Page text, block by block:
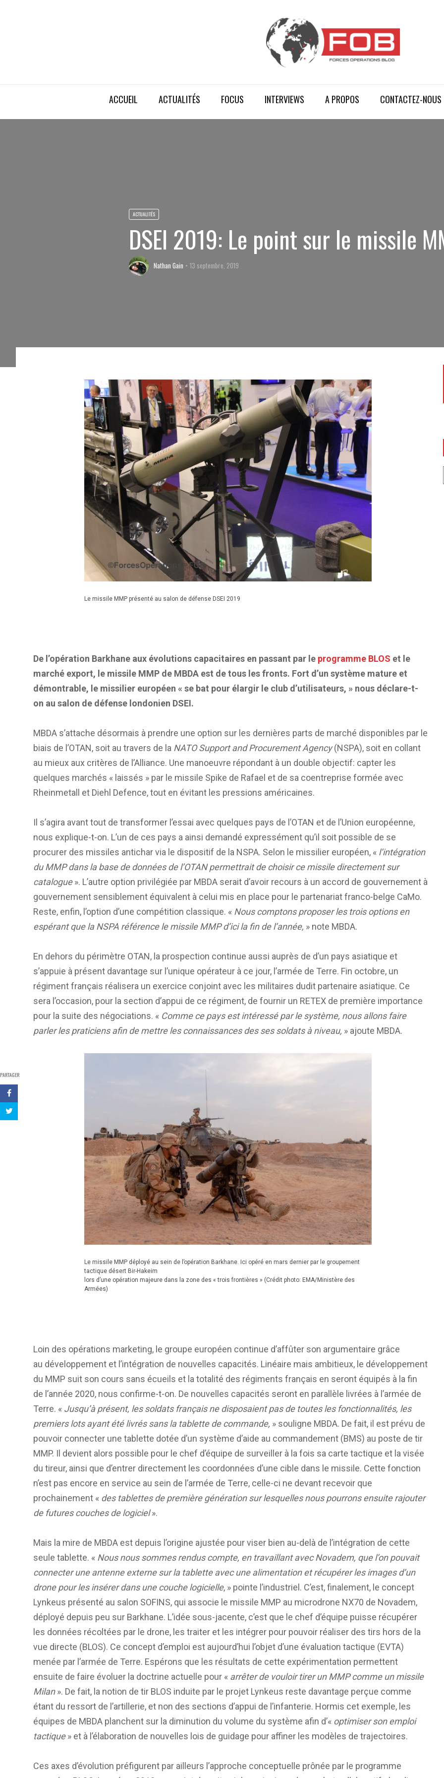
ACCUEIL ACTUALITÉS FOCUS INTERVIEWS A PROPOS CONTACTEZ-NOUS
ACTUALITÉS
DSEI 2019: Le point sur le missile
Nathan Gain 13 septembre, 2019
PARTAGER
Le missile MMP présenté au salon de défense DSEI 2019
De l’opération Barkhane aux évolutions capacitaires en passant par le programme BLOS et le
marché export, le missile MMP de MBDA est de tous les fronts. Fort d’un système mature et
démontrable, le missilier européen « se bat pour élargir le club d’utilisateurs, » nous déclare-t-
on au salon de défense londonien DSEI.
MBDA s’attache désormais à prendre une option sur les dernières parts de marché disponibles par le
biais de l’OTAN, soit au travers de la NATO Support and Procurement Agency(NSPA), soit en collant
au mieux aux critères de l’Alliance. Une manoeuvre répondant à un double objectif: capter les
quelques marchés « laissés » par le missile Spike de Rafael et de sa coentreprise formée avec
Rheinmetall et Diehl Defence, tout en évitant les pressions américaines.
Il s’agira avant tout de transformer l’essai avec quelques pays de l’OTAN et de l’Union européenne,
nous explique-t-on. L’un de ces pays a ainsi demandé expressément qu’il soit possible de se
procurer des missiles antichar via le dispositif de la NSPA. Selon le missilier européen, « l’intégration
du MMP dans la base de données de l’OTAN permettrait de choisir ce missile directement sur
catalogue». L’autre option privilégiée par MBDA serait d’avoir recours à un accord de gouvernement à
gouvernement sensiblement équivalent à celui mis en place pour le partenariat franco-belge CaMo.
Reste, enfin, l’option d’une compétition classique. « Nous comptons proposer les trois options en
espérant que la NSPA référence le missile MMP d’ici la fin de l’année, » note MBDA.
En dehors du périmètre OTAN, la prospection continue aussi auprès de d’un pays asiatique et
s’appuie à présent davantage sur l’unique opérateur à ce jour, l’armée de Terre. Fin octobre, un
régiment français réalisera un exercice conjoint avec les militaires dudit partenaire asiatique. Ce
sera l’occasion, pour la section d’appui de ce régiment, de fournir un RETEX de première importance
pour la suite des négociations. « Comme ce pays est intéressé par le système, nous allons faire
parler les praticiens afin de mettre les connaissances des ses soldats à niveau, » ajoute MBDA.
Le missile MMP déployé au sein de l’opération Barkhane. Ici opéré en mars dernier par le groupement
tactique désert Bir-Hakeim
lors d’une opération majeure dans la zone des « trois frontières » (Crédit photo: EMA/Ministère des
Armées)
Loin des opérations marketing, le groupe européen continue d’affûter son argumentaire grâce
au développement et l’intégration de nouvelles capacités. Linéaire mais ambitieux, le développement
du MMP suit son cours sans écueils et la totalité des régiments français en seront équipés à la fin
de l’année 2020, nous confirme-t-on. De nouvelles capacités seront en parallèle livrées à l’armée de
Terre. « Jusqu’à présent, les soldats français ne disposaient pas de toutes les fonctionnalités, les
premiers lots ayant été livrés sans la tablette de commande, » souligne MBDA. De fait, il est prévu de
pouvoir connecter une tablette dotée d’un système d’aide au commandement (BMS) au poste de tir
MMP. Il devient alors possible pour le chef d’équipe de surveiller à la fois sa carte tactique et la visée
du tireur, ainsi que d’entrer directement les coordonnées d’une cible dans le missile. Cette fonction
n’est pas encore en service au sein de l’armée de Terre, celle-ci ne devant recevoir que
prochainement « des tablettes de première génération sur lesquelles nous pourrons ensuite rajouter
de futures couches de logiciel».
Mais la mire de MBDA est depuis l’origine ajustée pour viser bien au-delà de l’intégration de cette
seule tablette. « Nous nous sommes rendus compte, en travaillant avec Novadem, que l’on pouvait
connecter une antenne externe sur la tablette avec une alimentation et récupérer les images d’un
drone pour les insérer dans une couche logicielle, » pointe l’industriel. C’est, finalement, le concept
Lynkeus présenté au salon SOFINS, qui associe le missile MMP au microdrone NX70 de Novadem,
déployé depuis peu sur Barkhane. L’idée sous-jacente, c’est que le chef d’équipe puisse récupérer
les données récoltées par le drone, les traiter et les intégrer pour pouvoir réaliser des tirs hors de la
vue directe (BLOS). Ce concept d’emploi est aujourd’hui l’objet d’une évaluation tactique (EVTA)
menée par l’armée de Terre. Espérons que les résultats de cette expérimentation permettent
ensuite de faire évoluer la doctrine actuelle pour « arrêter de vouloir tirer un MMP comme un missile
Milan». De fait, la notion de tir BLOS induite par le projet Lynkeus reste davantage perçue comme
étant du ressort de l’artillerie, et non des sections d’appui de l’infanterie. Hormis cet exemple, les
équipes de MBDA planchent sur la diminution du volume du système afin d’« optimiser son emploi
tactique» et à l’élaboration de nouvelles lois de guidage pour affiner les modèles de trajectoires.
Ces axes d’évolution préfigurent par ailleurs l’approche conceptuelle prônée par le programme